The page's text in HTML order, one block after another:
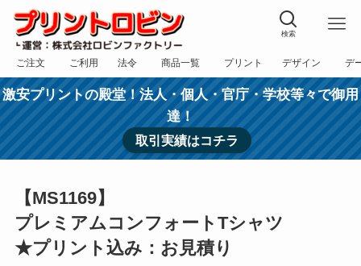
検索
ご注文
フォーム
ご利用
規約
法令
表記
商品一覧
カテゴリー
プリント
方法
デザイン
依頼
デ
入
激安プリントの殿堂！法人・個人・官庁・学校等々で御用
達！
取引実績はコチラ
【MS1169】
プレミアムコンフォートTシャツ
★プリント込み：お見積り